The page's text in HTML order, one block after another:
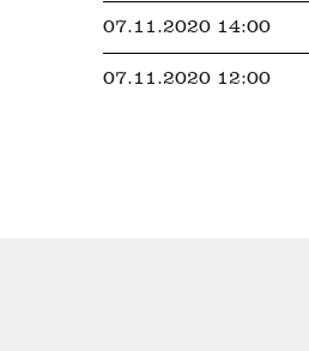
07.11.2020 14:00
07.11.2020 12:00